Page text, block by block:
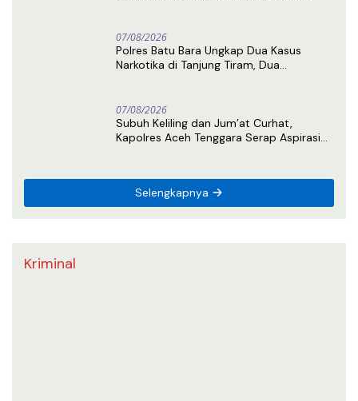
07/08/2026
Polres Batu Bara Ungkap Dua Kasus
Narkotika di Tanjung Tiram, Dua
07/08/2026
Subuh Keliling dan Jum’at Curhat,
Kapolres Aceh Tenggara Serap Aspirasi
Selengkapnya
Kriminal